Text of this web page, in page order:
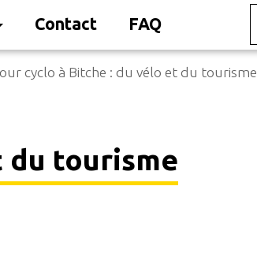
Contact FAQ
cyclo à Bitche : du vélo et du tourisme
du tourisme